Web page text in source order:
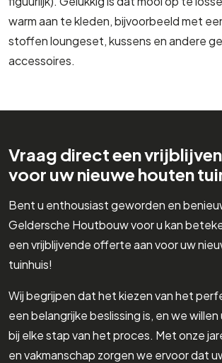
warm aan te kleden, bijvoorbeeld met
stoffen loungeset, kussens en andere
accessoires.
Vraag direct een
voor uw nieuwe houten
Bent u enthousiast geworden en
Geldersche Houtbouw voor u kan
een vrijblijvende offerte aan voor uw
tuinhuis!
Wij begrijpen dat het kiezen van het
een belangrijke beslissing is, en we
bij elke stap van het proces. Met onze
en vakmanschap zorgen we ervoor dat